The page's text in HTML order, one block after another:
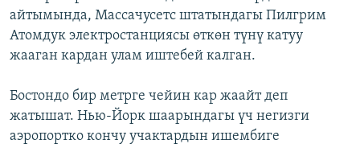
айтымында, Массачусетс штатындагы Пилгрим
Атомдук электростанциясы өткөн түнү катуу
жааган кардан улам иштебей калган.
Бостондо бир метрге чейин кар жаайт деп
жатышат. Нью-Йорк шаарындагы үч негизги
аэропортко кончу учактардын ишембиге